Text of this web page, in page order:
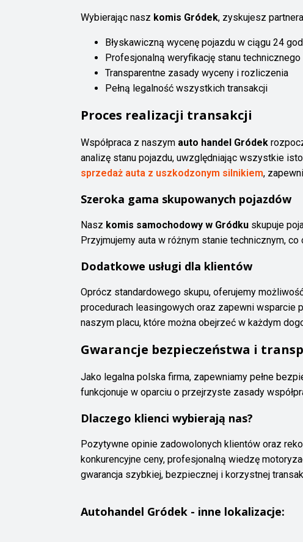
Wybierając nasz komis Gródek, zyskujesz
Błyskawiczną wycenę pojazdu w ciągu 24
Profesjonalną weryfikację stanu technicznego
Transparentne zasady wyceny i rozliczenia
Pełną legalność wszystkich transakcji
Proces realizacji transakcji
Współpraca z naszym auto handel Gródek
analizę stanu pojazdu, uwzględniając wszystkie
sprzedaż auta z uszkodzonym silnikiem,
Szeroka gama skupowanych pojazdów
Nasz komis samochodowy w Gródku skupuje
Przyjmujemy auta w różnym stanie technicznym,
Dodatkowe usługi dla klientów
Oprócz standardowego skupu, oferujemy
procedurach leasingowych oraz zapewni wsparcie
naszym placu, które można obejrzeć w każdym
Gwarancje bezpieczeństwa i
Jako legalna polska firma, zapewniamy pełne
funkcjonuje w oparciu o przejrzyste zasady
Dlaczego klienci wybierają nas?
Pozytywne opinie zadowolonych klientów oraz
konkurencyjne ceny, profesjonalną wiedzę
gwarancja szybkiej, bezpiecznej i korzystnej
Autohandel Gródek - inne lokalizacje: